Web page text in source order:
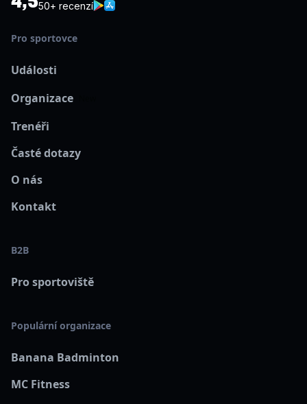
50+ recenzí
Pro sportovce
Události
Organizace
Trenéři
Časté dotazy
O nás
Kontakt
B2B
Pro sportoviště
Populární organizace
Banana Badminton
MC Fitness